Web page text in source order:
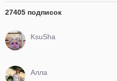
27405 подписок
KsuSha
Алла